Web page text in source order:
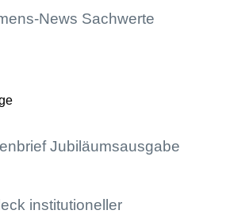
News Sachwerte
Jubiläumsausgabe
institutioneller